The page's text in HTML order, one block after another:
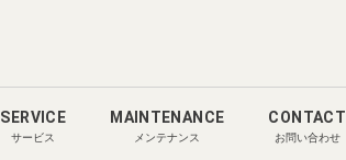
SERVICE
サービス
MAINTENANCE
メンテナンス
CONTACT
お問い合わせ